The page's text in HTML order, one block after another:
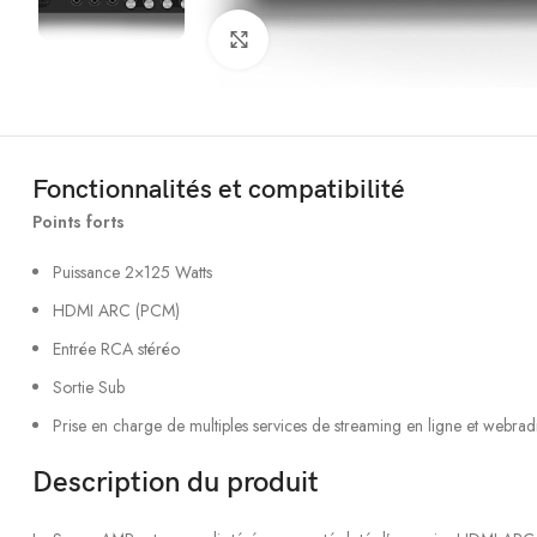
Fonctionnalités et compatibilité
Points forts
Puissance 2×125 Watts
HDMI ARC (PCM)
Entrée RCA stéréo
Sortie Sub
Prise en charge de multiples services de streaming en ligne et
Description du produit